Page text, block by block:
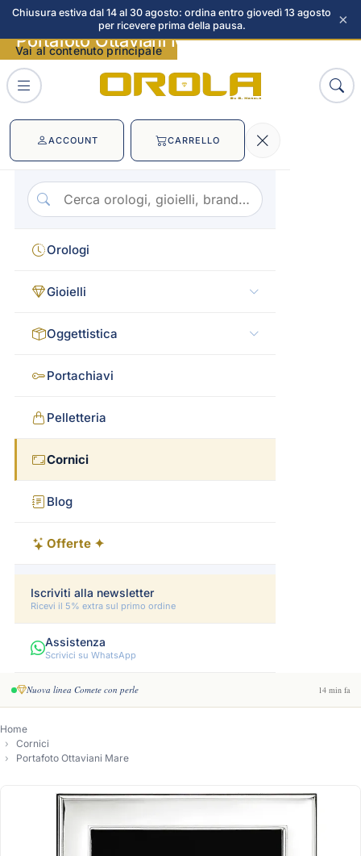
Chiusura estiva dal 14 al 30 agosto: ordina entro giovedì 13 agosto
per ricevere prima della pausa.
×
Vai al contenuto principale
ACCOUNT CARRELLO
Orologi
Gioielli
Oggettistica
Portachiavi
Pelletteria
Cornici
Blog
Offerte ✦
Iscriviti alla newsletter
Ricevi il 5% extra sul primo ordine
Assistenza
Scrivici su WhatsApp
Nuova linea Comete con perle 14 min fa
Home
Cornici
Portafoto Ottaviani Mare
Portafoto Ottaviani Mare immagini